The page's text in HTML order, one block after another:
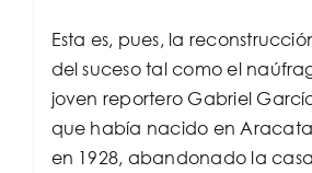
Esta es, pues, la
del suceso tal como el
joven reportero Gabriel
que había nacido en
en 1928, abandonado la